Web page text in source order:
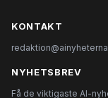
KONTAKT
NYHETSBREV
Få de viktigaste AI-